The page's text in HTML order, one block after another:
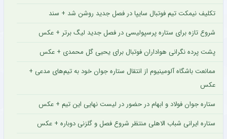
تکلیف نیمکت تیم فوتبال سایپا در فصل جدید روشن شد + سند
شروع تازه برای ستاره پرسپولیسی در فصل جدید لیگ برتر + عکس
پشت پرده نگرانی هواداران فوتبال برای یحیی گل محمدی + عکس
ممانعت باشگاه آلومینیوم از انتقال ستاره جوان خود به تیم‌های مدعی +
عکس
ستاره جوان فولاد و ابهام در حضور در لیست نهایی این تیم + عکس
ستاره ایرانی شباب الاهلی منتظر شروع فصل و گلزنی دوباره + عکس